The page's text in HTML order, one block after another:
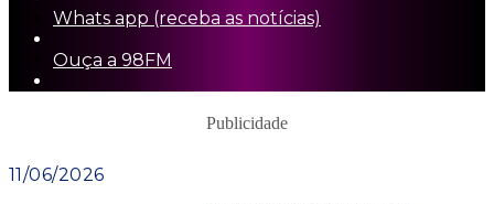
Whats app (receba as notícias)
Ouça a 98FM
Publicidade
11/06/2026